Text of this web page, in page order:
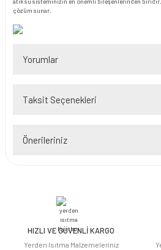
çözüm sunar.
Yorumlar
Taksit Seçenekleri
Önerileriniz
iletebilirsiniz.
Görüş ve önerileriniz için teşekkür ederiz.
HIZLI VE GÜVENLİ KARGO
Yerden Isıtma Malzemeleriniz